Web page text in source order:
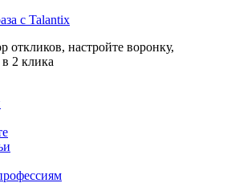
с Talantix
откликов, настройте воронку,
2 клика